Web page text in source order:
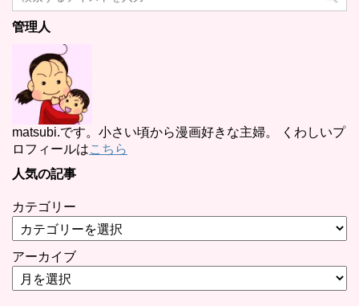
管理人
matsubi.です。小さい頃から漫画好きな主婦。 くわしいプ
ロフィールはこちら
人気の記事
カテゴリー
アーカイブ